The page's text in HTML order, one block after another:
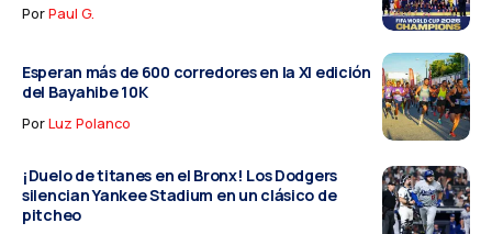
PorPaul G.
Esperan más de 600 corredores en la XI edición
del Bayahibe 10K
PorLuz Polanco
¡Duelo de titanes en el Bronx! Los Dodgers
silencian Yankee Stadium en un clásico de
pitcheo